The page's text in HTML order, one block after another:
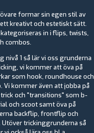
formar sin egen stil av
kreativt och estetiskt sätt.
in i flips, twists,
combos.
nivå 1 så lär vi oss grunderna
vi kommer att öva på
som hook, roundhouse och
Vi kommer även att jobba på
och "transitions" som b-
och scoot samt öva på
backflip, frontflip och
Utöver trickinggrunderna så